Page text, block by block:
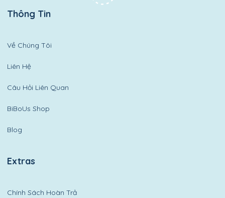
Thông Tin
Về Chúng Tôi
Liên Hệ
Câu Hỏi Liên Quan
BiBoUs Shop
Blog
Extras
Chính Sách Hoàn Trả